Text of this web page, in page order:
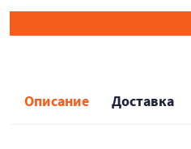
Описание Доставка